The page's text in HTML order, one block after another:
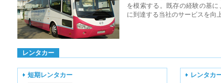
を模索する。既存の経験の基
に到達する当社のサービスを向
レンタカー
短期レンタカー
レンタカ